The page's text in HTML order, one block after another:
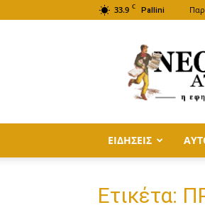
33.9 C Pallini
ΕΙΔΗΣΕΙΣ
Ετικέτα: